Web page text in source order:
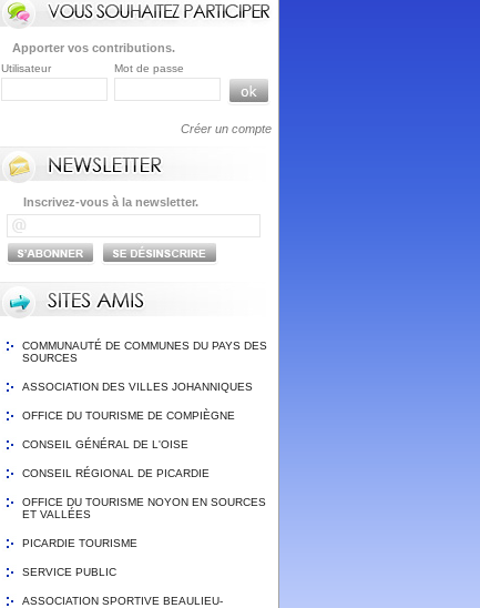
Apporter vos contributions.
Utilisateur Mot de passe
Créer un compte
Inscrivez-vous à la newsletter.
COMMUNAUTÉ DE COMMUNES DU PAYS DES
SOURCES
ASSOCIATION DES VILLES JOHANNIQUES
OFFICE DU TOURISME DE COMPIÈGNE
CONSEIL GÉNÉRAL DE L'OISE
CONSEIL RÉGIONAL DE PICARDIE
OFFICE DU TOURISME NOYON EN SOURCES
ET VALLÉES
PICARDIE TOURISME
SERVICE PUBLIC
ASSOCIATION SPORTIVE BEAULIEU-